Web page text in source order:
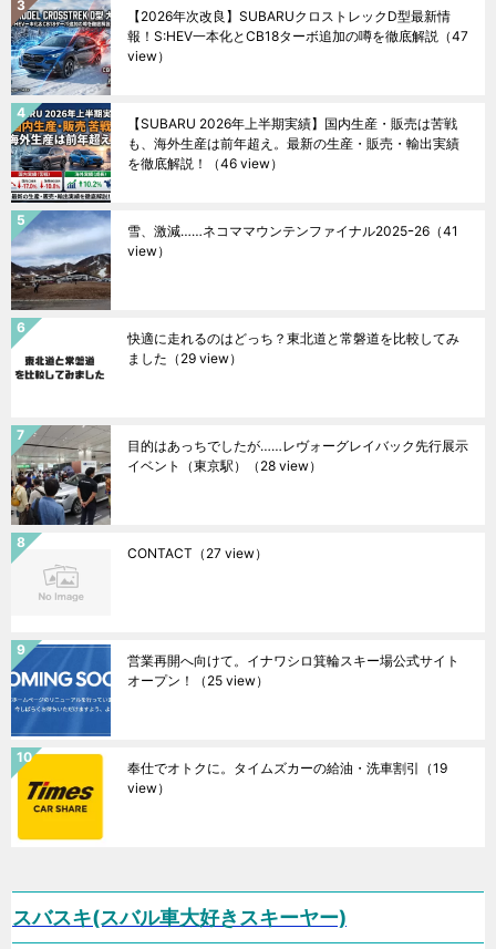
【2026年次改良】SUBARUクロストレックD型最新情
報！S:HEV一本化とCB18ターボ追加の噂を徹底解説 （47
view）
【SUBARU 2026年上半期実績】国内生産・販売は苦戦
も、海外生産は前年超え。最新の生産・販売・輸出実績
を徹底解説！
（46 view）
雪、激減……ネコママウンテンファイナル2025ｰ26 （41
view）
快適に走れるのはどっち？東北道と常磐道を比較してみ
ました （29 view）
目的はあっちでしたが……レヴォーグレイバック先行展示
イベント（東京駅）
（28 view）
CONTACT （27 view）
営業再開へ向けて。イナワシロ箕輪スキー場公式サイト
オープン！
（25 view）
奉仕でオトクに。タイムズカーの給油・洗車割引 （19
view）
スバスキ(スバル車大好きスキーヤー)